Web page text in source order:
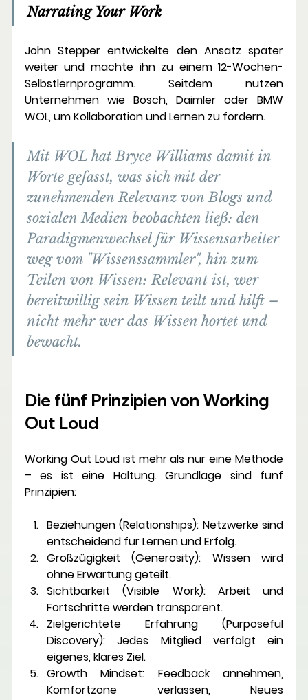
Narrating Your Work
John Stepper entwickelte den Ansatz später
weiter und machte ihn zu einem 12-Wochen-
Selbstlernprogramm. Seitdem nutzen
Unternehmen wie Bosch, Daimler oder BMW
WOL, um Kollaboration und Lernen zu fördern.
Mit WOL hat Bryce Williams damit in
Worte gefasst, was sich mit der
zunehmenden Relevanz von Blogs und
sozialen Medien beobachten ließ: den
Paradigmenwechsel für Wissensarbeiter
weg vom "Wissenssammler", hin zum
Teilen von Wissen: Relevant ist, wer
bereitwillig sein Wissen teilt und hilft –
nicht mehr wer das Wissen hortet und
bewacht.
Die fünf Prinzipien von Working
Out Loud
Working Out Loud ist mehr als nur eine Methode
– es ist eine Haltung. Grundlage sind fünf
Prinzipien:
Beziehungen (Relationships): Netzwerke sind
entscheidend für Lernen und Erfolg.
Großzügigkeit (Generosity): Wissen wird
ohne Erwartung geteilt.
Sichtbarkeit (Visible Work): Arbeit und
Fortschritte werden transparent.
Zielgerichtete Erfahrung (Purposeful
Discovery): Jedes Mitglied verfolgt ein
eigenes, klares Ziel.
Growth Mindset: Feedback annehmen,
Komfortzone verlassen, Neues